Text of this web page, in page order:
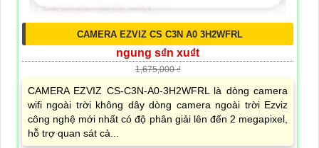
CAMERA EZVIZ CS C3N A0 3H2WFRL
ngung s₫n xu₫t
1,675,000 ₫
CAMERA EZVIZ CS-C3N-A0-3H2WFRL là dòng camera
wifi ngoài trời không dây dòng camera ngoài trời Ezviz
công nghệ mới nhất có độ phân giải lên đến 2 megapixel,
hỗ trợ quan sát cả...